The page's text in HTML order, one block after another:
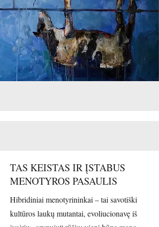
TAS KEISTAS IR ĮSTABUS
MENOTYROS PASAULIS
Hibridiniai menotyrininkai – tai savotiški
kultūros laukų mutantai, evoliucionavę iš